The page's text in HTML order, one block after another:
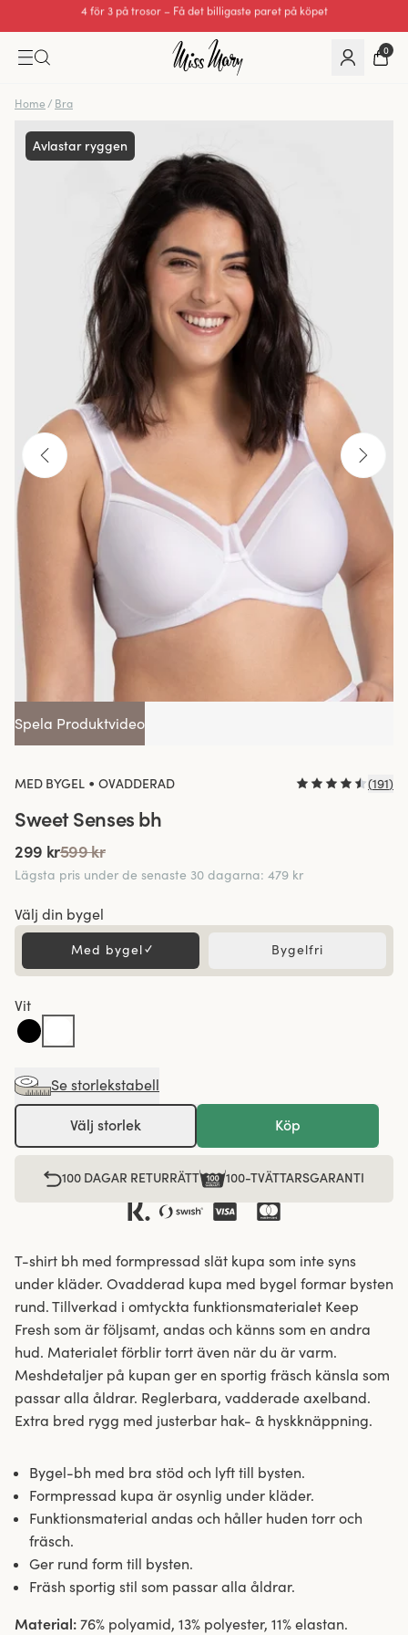
Utmärkt 0 av 5
0
Home / Bra
Avlastar ryggen
Spela Produktvideo
MED BYGEL • OVADDERAD (191)
Sweet Senses bh
299 kr599 kr
Lägsta pris under de senaste 30 dagarna: 479 kr
Välj din bygel
Med bygel✓ Bygelfri
Vit
Se storlekstabell
Välj storlek Köp
100 DAGAR RETURRÄTT 100-TVÄTTARSGARANTI
T-shirt bh med formpressad slät kupa som inte syns
under kläder. Ovadderad kupa med bygel formar bysten
rund. Tillverkad i omtyckta funktionsmaterialet Keep
Fresh som är följsamt, andas och känns som en andra
hud. Materialet förblir torrt även när du är varm.
Meshdetaljer på kupan ger en sportig fräsch känsla som
passar alla åldrar. Reglerbara, vadderade axelband.
Extra bred rygg med justerbar hak- & hyskknäppning.
Bygel-bh med bra stöd och lyft till bysten.
Formpressad kupa är osynlig under kläder.
Funktionsmaterial andas och håller huden torr och
fräsch.
Ger rund form till bysten.
Fräsh sportig stil som passar alla åldrar.
Material: 76% polyamid, 13% polyester, 11% elastan.